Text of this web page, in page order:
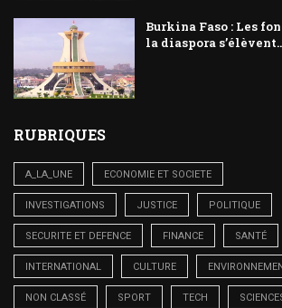
Burkina Faso : Les
la diaspora
RUBRIQUES
A_LA_UNE ECONOMIE ET SOCIETE
INVESTIGATIONS JUSTICE POLITIQUE
SECURITE ET DEFENCE FINANCE SANTÉ
INTERNATIONAL CULTURE
NON CLASSÉ SPORT TECH